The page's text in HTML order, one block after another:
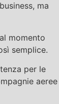
ma
momento
semplice.
per le
aeree